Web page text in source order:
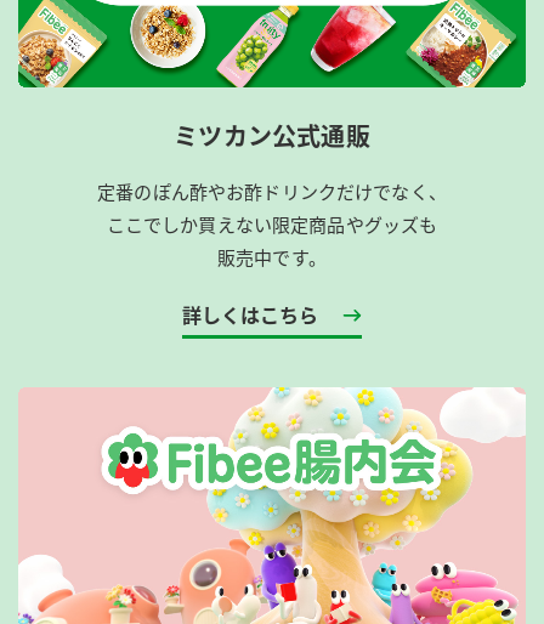
ミツカン公式通販
定番のぽん酢やお酢ドリンクだけでなく、
ここでしか買えない限定商品やグッズも
販売中です。
詳しくはこちら